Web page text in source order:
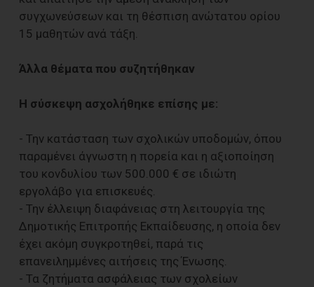
συγχωνεύσεων και τη θέσπιση ανώτατου ορίου
15 μαθητών ανά τάξη.
Άλλα θέματα που συζητήθηκαν
Η σύσκεψη ασχολήθηκε επίσης με:
- Την κατάσταση των σχολικών υποδομών, όπου
παραμένει άγνωστη η πορεία και η αξιοποίηση
του κονδυλίου των 500.000 € σε ιδιώτη
εργολάβο για επισκευές.
- Την έλλειψη διαφάνειας στη λειτουργία της
Δημοτικής Επιτροπής Εκπαίδευσης, η οποία δεν
έχει ακόμη συγκροτηθεί, παρά τις
επανειλημμένες αιτήσεις της Ένωσης.
- Τα ζητήματα ασφάλειας των σχολείων